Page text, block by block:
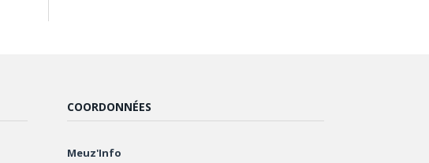
COORDONNÉES
Meuz'Info